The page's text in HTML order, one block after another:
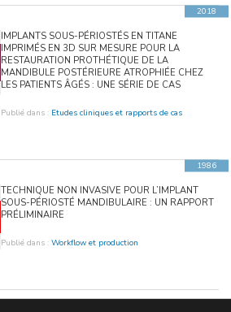
IMPLANTS SOUS-PÉRIOSTÉS EN TITANE
IMPRIMÉS EN 3D SUR MESURE POUR LA
RESTAURATION PROTHÉTIQUE DE LA
MANDIBULE POSTÉRIEURE ATROPHIÉE CHEZ
LES PATIENTS ÂGÉS : UNE SÉRIE DE CAS
2018
Publié dans : Etudes cliniques et rapports de cas
TECHNIQUE NON INVASIVE POUR L’IMPLANT
SOUS-PÉRIOSTÉ MANDIBULAIRE : UN RAPPORT
PRÉLIMINAIRE
1986
Publié dans : Workflow et production